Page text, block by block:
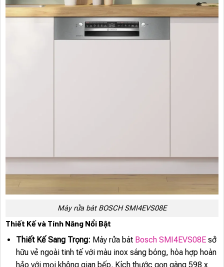
Máy rửa bát BOSCH SMI4EVS08E
Thiết Kế và Tính Năng Nổi Bật
Thiết Kế Sang Trọng: Máy rửa bát Bosch SMI4EVS08Esở
hữu vẻ ngoài tinh tế với màu inox sáng bóng, hòa hợp hoàn
hảo với mọi không gian bếp. Kích thước gọn gàng 598 x